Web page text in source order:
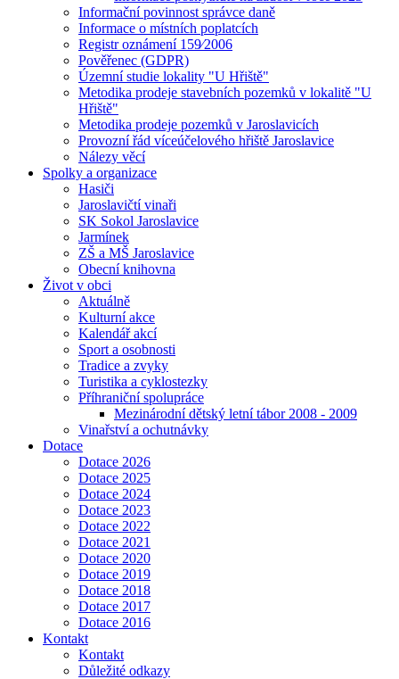
Informační povinnost správce daně
Informace o místních poplatcích
Registr oznámení 159⁄2006
Pověřenec (GDPR)
Územní studie lokality "U Hřiště"
Metodika prodeje stavebních pozemků v lokalitě "U
Hřiště"
Metodika prodeje pozemků v Jaroslavicích
Provozní řád víceúčelového hřiště Jaroslavice
Nálezy věcí
Spolky a organizace
Hasiči
Jaroslavičtí vinaři
SK Sokol Jaroslavice
Jarmínek
ZŠ a MŠ Jaroslavice
Obecní knihovna
Život v obci
Aktuálně
Kulturní akce
Kalendář akcí
Sport a osobnosti
Tradice a zvyky
Turistika a cyklostezky
Příhraniční spolupráce
Mezinárodní dětský letní tábor 2008 - 2009
Vinařství a ochutnávky
Dotace
Dotace 2026
Dotace 2025
Dotace 2024
Dotace 2023
Dotace 2022
Dotace 2021
Dotace 2020
Dotace 2019
Dotace 2018
Dotace 2017
Dotace 2016
Kontakt
Kontakt
Důležité odkazy